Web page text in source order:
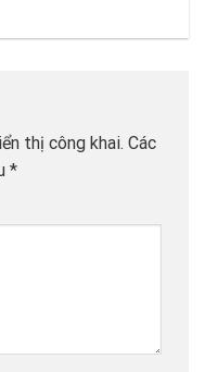
thị công khai. Các
*